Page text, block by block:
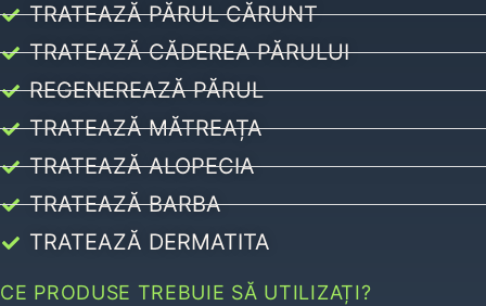
TRATEAZĂ PĂRUL CĂRUNT
TRATEAZĂ CĂDEREA PĂRULUI
REGENEREAZĂ PĂRUL
TRATEAZĂ MĂTREAȚA
TRATEAZĂ ALOPECIA
TRATEAZĂ BARBA
TRATEAZĂ DERMATITA
CE PRODUSE TREBUIE SĂ UTILIZAȚI?